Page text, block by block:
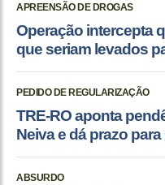
APREENSÃO DE DROGAS
Operação intercepta
que seriam levados
PEDIDO DE REGULARIZAÇÃO
TRE-RO aponta
Neiva e dá prazo
ABSURDO